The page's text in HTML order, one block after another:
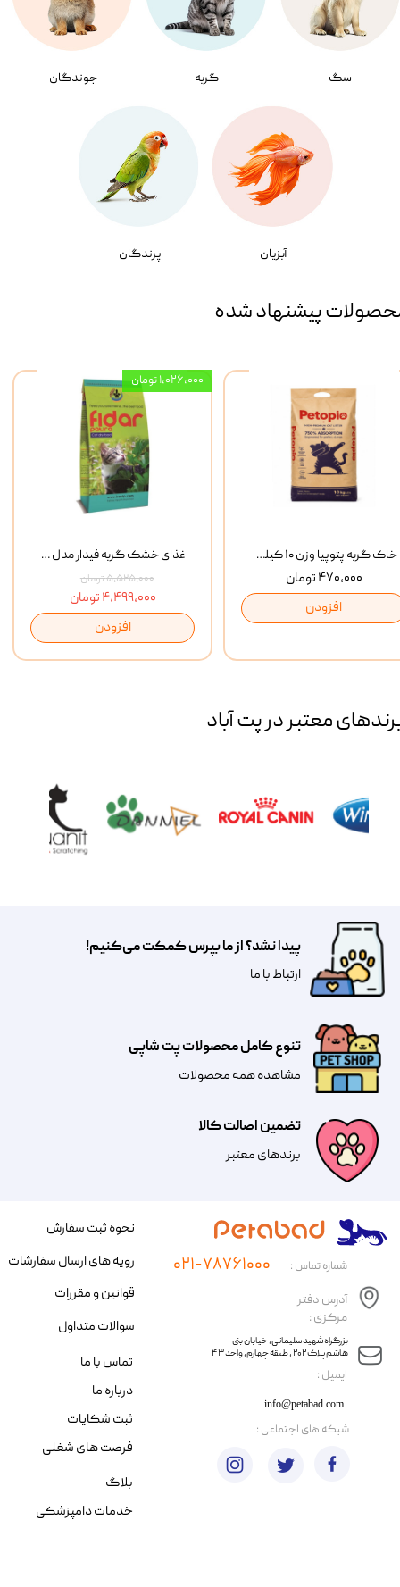
سگ گربه جوندگان
آبزیان پرندگان
پیشنهاد شده
غذای خشک گربه فیدار مدل Adult وزن 10 کیلوگرم
۵,۵۲۵,۰۰۰ تومان
۴,۴۹۹,۰۰۰ تومان
افزودن
۱,۰۲۶,۰۰۰ تومان
خاک گربه پتوپیا وزن ۱۰ کیلوگرم
۴۷۰,۰۰۰ تومان
افزودن
معتبر در پت آباد
تضمین اصالت کالا
​​برندهای معتبر​​​​​​​
تنوع کامل محصولات پت شاپی
مشاهده همه محصولات
پیدا نشد؟ از ما بپرس کمکت می‌کنیم!
​​​ارتباط با ما
​ایمیل :
آدرس دفتر
مرکزی :
info@petabad.com
​​بزرگراه شهید سلیمانی، خیابان بنی
هاشم پلاک ۲۰۲ ، طبقه چهارم، واحد ۴۳
شماره تماس : ۰۲۱-۷۸۷۶۱۰۰۰
نحوه ثبت سفارش
رویه های ارسال سفارشات
قوانین و مقررات
سوالات متداول
تماس با ما
درباره ما
ثبت شکایات
فرصت های شغلی
​شبکه های اجتماعی :
بلاگ
خدمات دامپزشکی